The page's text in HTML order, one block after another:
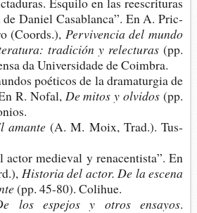
Daniel Casa­blan­ca”. En A. Pric­
(Coords.), Per­vi­ven­cia del mundo
tra­di­ción y relecturas (pp.
da Uni­ver­si­da­de de Coimbra.
poé­ti­cos de la dra­ma­tur­gia de
R. Nofal, De mitos y olvidos (pp.
amante(A. M. Moix, Trad.). Tus­
actor medie­val y rena­cen­tis­ta”. En
His­to­ria del actor. De la esce­na
(pp. 45-80). Colihue.
los espe­jos y otros ensayos.